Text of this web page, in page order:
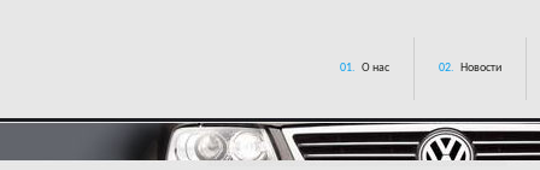
01. О нас 02. Новости